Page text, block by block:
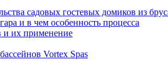
садовых гостевых домиков из
и в чем особенность процесса
и их применение
Vortex Spas